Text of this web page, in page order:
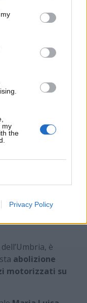
my
the
Privacy Policy
restituisce
su queste
è
abolizione
motorizzati su